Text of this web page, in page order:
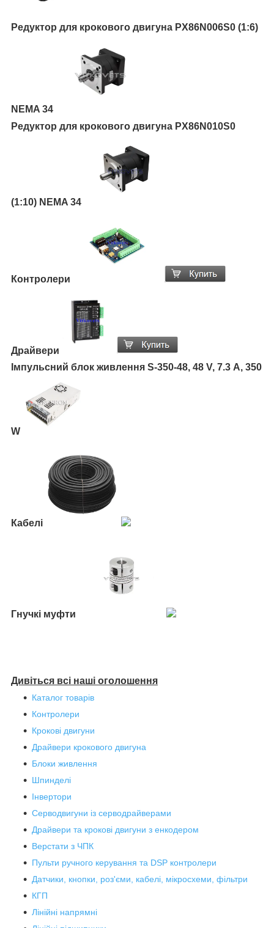
Редуктор для крокового двигуна PX86N006S0 (1:6)
NEMA 34
Редуктор для крокового двигуна PX86N010S0
(1:10) NEMA 34
Контролери
Драйвери
Імпульсний блок живлення S-350-48, 48 V, 7.3 А, 350
W
Кабелі
Гнучкі муфти
Дивіться всі наші оголошення
Каталог товарів
Контролери
Крокові двигуни
Драйвери крокового двигуна
Блоки живлення
Шпинделі
Інвертори
Серводвигуни із серводрайверами
Драйвери та крокові двигуни з енкодером
Верстати з ЧПК
Пульти ручного керування та DSP контролери
Датчики, кнопки, роз'єми, кабелі, мікросхеми, фільтри
КГП
Лінійні напрямні